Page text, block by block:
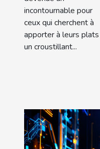
incontournable pour
ceux qui cherchent à
apporter à leurs plats
un croustillant...